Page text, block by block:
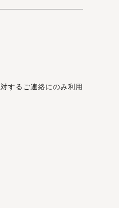
するご連絡にのみ利用